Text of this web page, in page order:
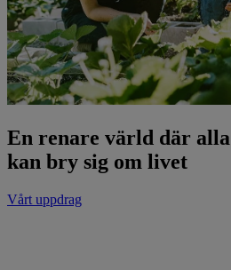
En renare värld där alla
kan bry sig om livet
Vårt uppdrag